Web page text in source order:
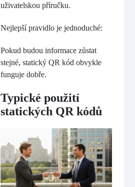
uživatelskou příručku.
Nejlepší pravidlo je jednoduché:
Pokud budou informace zůstat
stejné, statický QR kód obvykle
funguje dobře.
Typické použití
statických QR kódů